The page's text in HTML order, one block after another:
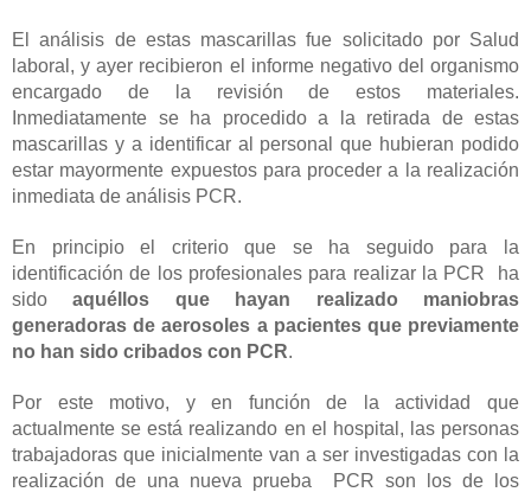
El análisis de estas mascarillas fue solicitado por Salud
laboral, y ayer recibieron el informe negativo del organismo
encargado de la revisión de estos materiales.
Inmediatamente se ha procedido a la retirada de estas
mascarillas y a identificar al personal que hubieran podido
estar mayormente expuestos para proceder a la realización
inmediata de análisis PCR.
En principio el criterio que se ha seguido para la
identificación de los profesionales para realizar la PCR  ha
sido aquéllos que hayan realizado maniobras
generadoras de aerosoles a pacientes que previamente
no han sido cribados con PCR.
Por este motivo, y en función de la actividad que
actualmente se está realizando en el hospital, las personas
trabajadoras que inicialmente van a ser investigadas con la
realización de una nueva prueba  PCR son los de los